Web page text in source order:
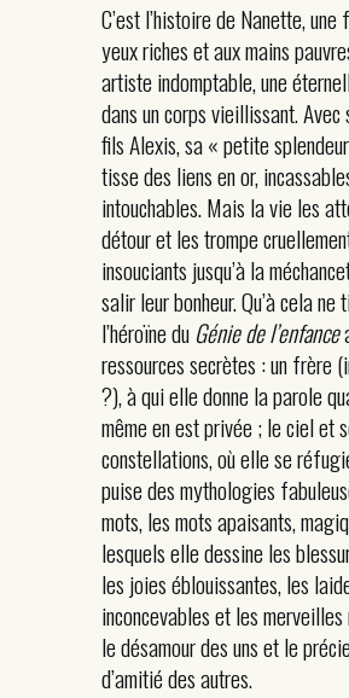
C’est l’histoire de Nanette, une
yeux riches et aux mains
artiste indomptable, une
dans un corps vieillissant.
fils Alexis, sa « petite
tisse des liens en or,
intouchables. Mais la vie les
détour et les trompe
insouciants jusqu’à la
salir leur bonheur. Qu’à cela ne
l’héroïne du Génie de l’enfance
ressources secrètes : un frère
?), à qui elle donne la parole
même en est privée ; le ciel et
constellations, où elle se
puise des mythologies
mots, les mots apaisants,
lesquels elle dessine les
les joies éblouissantes, les
inconcevables et les merveilles
le désamour des uns et le
d’amitié des autres.